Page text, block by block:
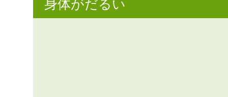
身体がだるい